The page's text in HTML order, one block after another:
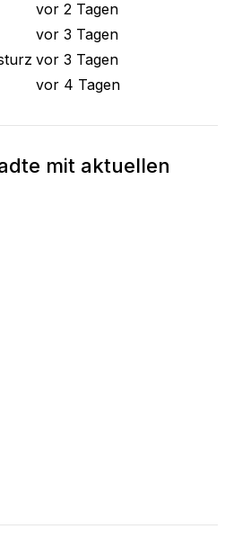
vor 2 Tagen
vor 3 Tagen
vor 3 Tagen
vor 4 Tagen
mit aktuellen